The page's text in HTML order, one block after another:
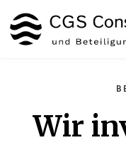
Wir